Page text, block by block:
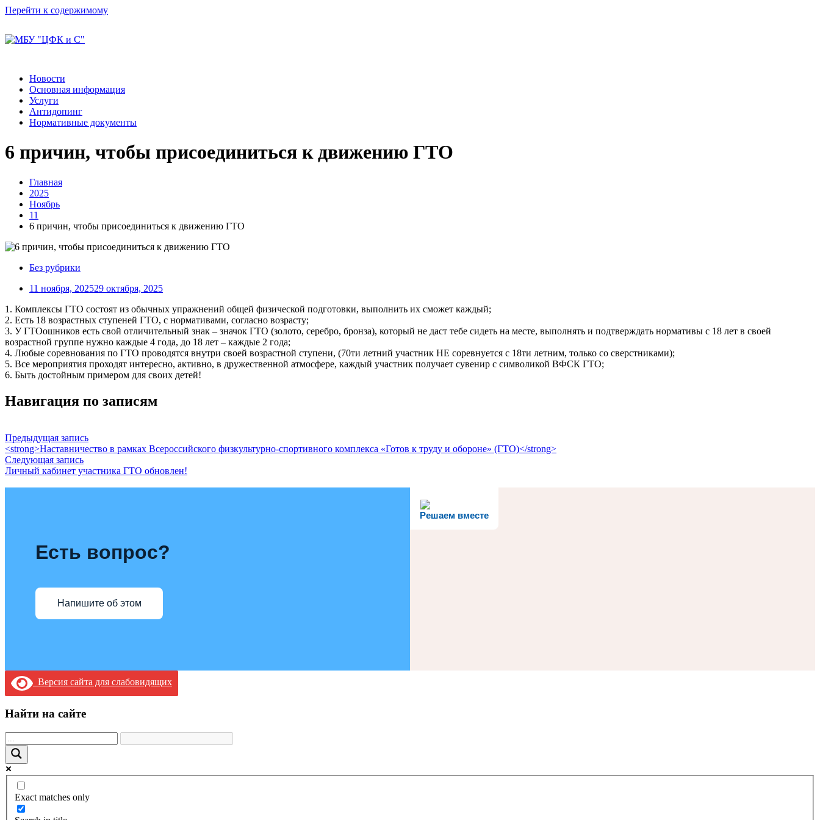
Перейти к содержимому
Новости
Основная информация
Услуги
Антидопинг
Нормативные документы
6 причин, чтобы присоединиться к движению ГТО
Главная
2025
Ноябрь
11
6 причин, чтобы присоединиться к движению ГТО
Без рубрики
11 ноября, 202529 октября, 2025
1. Комплексы ГТО состоят из обычных упражнений общей физической подготовки, выполнить их сможет каждый;
2. Есть 18 возрастных ступеней ГТО, с нормативами, согласно возрасту;
3. У ГТОошников есть свой отличительный знак – значок ГТО (золото, серебро, бронза), который не даст тебе сидеть на месте, выполнять и подтверждать нормативы с 18 лет в своей
возрастной группе нужно каждые 4 года, до 18 лет – каждые 2 года;
4. Любые соревнования по ГТО проводятся внутри своей возрастной ступени, (70ти летний участник НЕ соревнуется с 18ти летним, только со сверстниками);
5. Все мероприятия проходят интересно, активно, в дружественной атмосфере, каждый участник получает сувенир с символикой ВФСК ГТО;
6. Быть достойным примером для своих детей!
Навигация по записям
Предыдущая запись
<strong>Наставничество в рамках Всероссийского физкультурно-спортивного комплекса «Готов к труду и обороне» (ГТО)</strong>
Следующая запись
Личный кабинет участника ГТО обновлен!
Решаем вместе
Есть вопрос?
Напишите об этом
Версия сайта для слабовидящих
Найти на сайте
Exact matches only